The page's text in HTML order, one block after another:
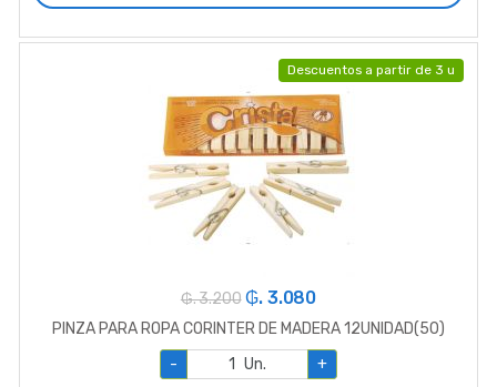
Descuentos a partir de 3 u
₲. 3.200 ₲. 3.080
PINZA PARA ROPA CORINTER DE MADERA 12UNIDAD(50)
-
Un. +